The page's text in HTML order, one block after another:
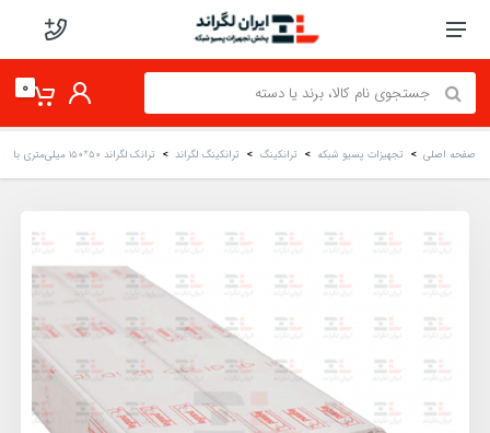
0
صفحه اصلی تجهیزات پسیو شبکه ترانکینگ ترانکینگ لگراند ترانک لگراند 50*150 میلی‌متری با درب نرم 65